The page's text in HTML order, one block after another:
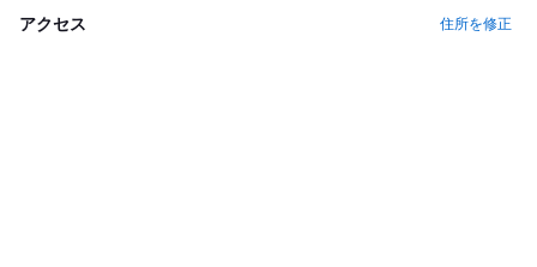
アクセス 住所を修正